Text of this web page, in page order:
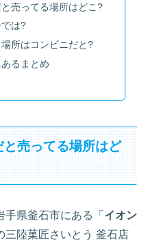
売ってる場所はどこ?
は?
所はコンビニだと?
るまとめ
売ってる場所はど
県釜石市にある「 イオン
三陸菓匠さいとう 釜石店